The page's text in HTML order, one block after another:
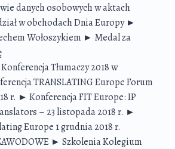
danych osobowych w aktach
w obchodach Dnia Europy ►
Wołoszykiem ► Medal za
Tłumaczy 2018 w
TRANSLATING Europe Forum
r. ► Konferencja FIT Europe: IP
– 23 listopada 2018 r. ►
Europe 1 grudnia 2018 r.
► Szkolenia Kolegium